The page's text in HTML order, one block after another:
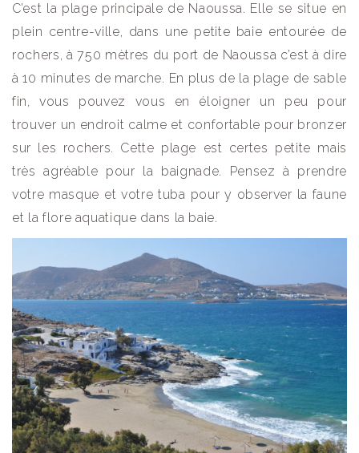
C’est la plage principale de Naoussa. Elle se situe en
plein centre-ville, dans une petite baie entourée de
rochers, à 750 mètres du port de Naoussa c’est à dire
à 10 minutes de marche. En plus de la plage de sable
fin, vous pouvez vous en éloigner un peu pour
trouver un endroit calme et confortable pour bronzer
sur les rochers. Cette plage est certes petite mais
très agréable pour la baignade. Pensez à prendre
votre masque et votre tuba pour y observer la faune
et la flore aquatique dans la baie.